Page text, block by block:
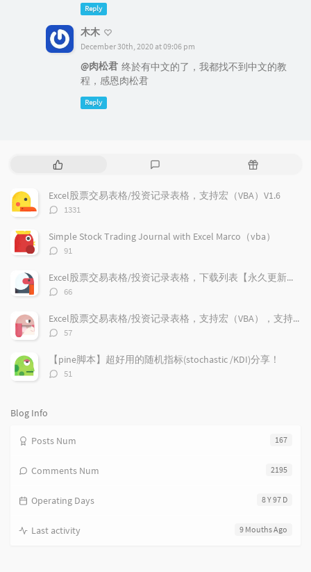
Reply
木木
December 30th, 2020 at 09:06 pm
@肉松君 终於有中文的了，我都找不到中文的教
程，感恩肉松君
Reply
P
p
u
a
r
r
t
c
l
s
t
e
t
m
n
R
m
t
Excel股票交易表格/投资记录表格，支持宏（VBA）V1.6
评
数：
1331
Simple Stock Trading Journal with Excel Marco（vba）
评
数：
91
Excel股票交易表格/投资记录表格，下载列表【永久更新支持】
评
数：
66
Excel股票交易表格/投资记录表格，支持宏（VBA），支持加密货币兑换记录，更新V1.9
评
数：
57
【pine脚本】超好用的随机指标(stochastic /KDI)分享！
评
51
Blog Info
167
Posts Num
2195
Comments Num
8 Y 97 D
Operating Days
9 Mouths Ago
Last activity